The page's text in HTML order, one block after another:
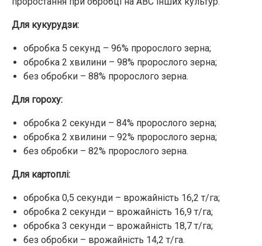
Для кукурудзи:
обробка 5 секунд – 96% пророслого зерна;
обробка 2 хвилини – 98% пророслого зерна;
без обробки – 88% пророслого зерна.
Для гороху:
обробка 2 секунди – 84% пророслого зерна;
обробка 2 хвилини – 92% пророслого зерна;
без обробки – 82% пророслого зерна.
Для картоплі:
обробка 0,5 секунди – врожайність 16,2 т/га;
обробка 2 секунди – врожайність 16,9 т/га;
обробка 3 секунди – врожайність 18,7 т/га;
без обробки – врожайність 14,2 т/га.